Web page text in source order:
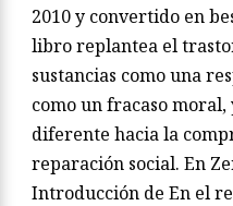
2010 y convertido en
libro replantea el
sustancias como una
como un fracaso
diferente hacia la
reparación social. En
Introducción de En el